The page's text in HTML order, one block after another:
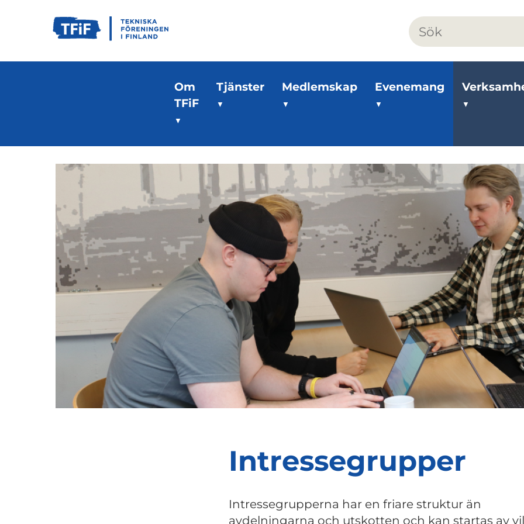
Om
TFiF
Tjänster Medlemskap Evenemang
Intressegrupper
Intressegrupperna har en friare struktur än
avdelningarna och utskotten och kan startas av